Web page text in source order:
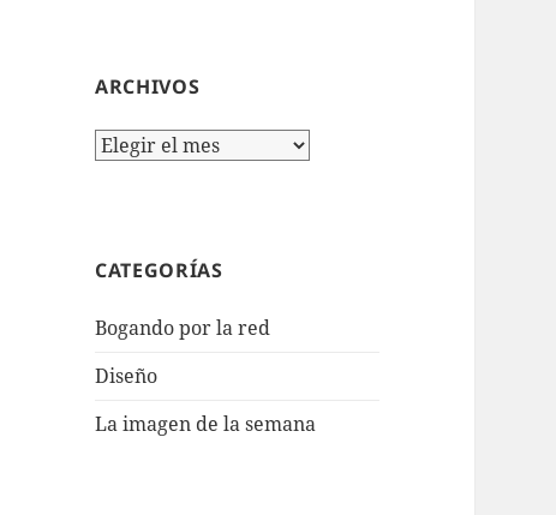
ARCHIVOS
Archivos
CATEGORÍAS
Bogando por la red
Diseño
La imagen de la semana